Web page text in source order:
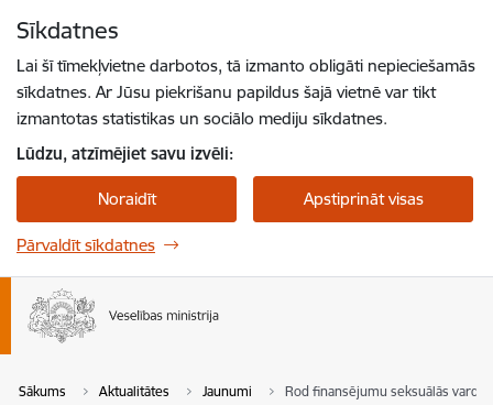
Sīkdatnes
Lai šī tīmekļvietne darbotos, tā izmanto obligāti nepieciešamās
sīkdatnes. Ar Jūsu piekrišanu papildus šajā vietnē var tikt
izmantotas statistikas un sociālo mediju sīkdatnes.
Lūdzu, atzīmējiet savu izvēli:
Noraidīt Apstiprināt visas
Pārvaldīt sīkdatnes
Sākums Aktualitātes Jaunumi Rod finansējumu seksuālās